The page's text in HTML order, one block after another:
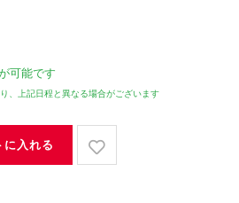
可能です
、上記日程と異なる場合がございます
に入れる